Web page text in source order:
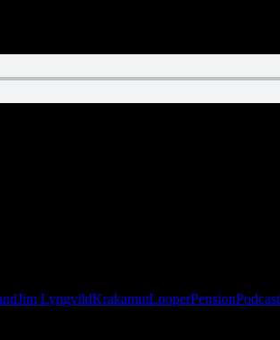
Jim LyngvildKrakamutLooperPensionPodcast